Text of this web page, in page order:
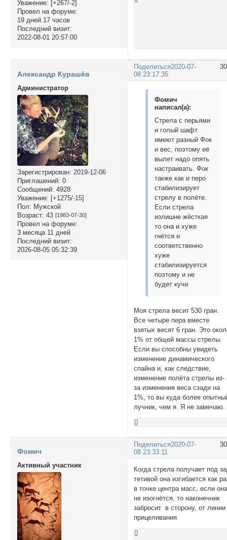
Уважение: [+267/-2]
Провел на форуме:
19 дней 17 часов
Последний визит:
2022-08-01 20:57:00
Поделиться2020-07-
08 23:17:35
Александр Курашёв
Администратор
Зарегистрирован: 2019-12-06
Приглашений: 0
Сообщений: 4928
Уважение: [+1275/-15]
Пол: Мужской
Возраст: 43 [1983-07-30]
Провел на форуме:
3 месяца 11 дней
Последний визит:
2026-08-05 05:32:39
Фомич
написал(а):
Стрела с перьями
и голый шафт
имеют разный Фок
и вес, поэтому её
вылет надо опять
настраивать. Фок
также как и перо
стабилизирует
стрелу в полёте.
Если стрела
излишне жёсткая
то она и хуже
гнётся и
соответственно
хуже
стабилизируется
поэтому и не
будет кучи
Моя стрела весит 530 гран.
Все четыре пера вместе
взятых весят 6 гран. Это
1% от общей массы стрелы.
Если вы способны увидеть
изменение динамического
спайна и, как следствие,
изменение полёта стрелы из-
за изменения веса сзади на
1%, то вы куда более
лучник, чем я. Я не замечаю.
0
Поделиться2020-07-
08 23:33:11
Фомич
Активный участник
Когда стрела получает под
тетивой она изгибается как
в точке центра масс, если
не изогнётся, то наконечник
забросит в сторону, от линии
прицеливания
0